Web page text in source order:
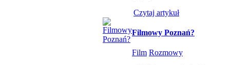
Czytaj artykuł
Filmowy Poznań?
Film Rozmowy